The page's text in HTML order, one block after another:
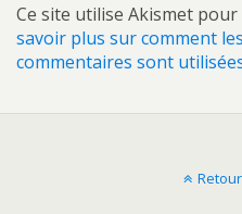
Ce site utilise Akismet
savoir plus sur comment
commentaires sont